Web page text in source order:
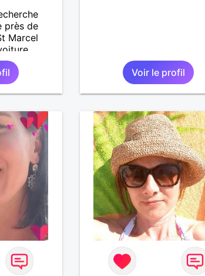
près de
Marcel
aurait
enfants
adultes et
à ma
je vous
Voir le profil